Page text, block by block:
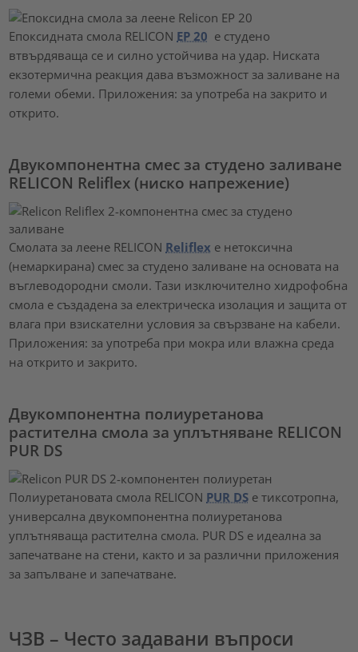
Епоксидната смола RELICON EP 20 е студено
втвърдяваща се и силно устойчива на удар. Ниската
екзотермична реакция дава възможност за заливане на
големи обеми. Приложения: за употреба на закрито и
открито.
Двукомпонентна смес за студено заливане
RELICON Reliflex (ниско напрежение)
Смолата за леене RELICON Reliflex е нетоксична
(немаркирана) смес за студено заливане на основата на
въглеводородни смоли. Тази изключително хидрофобна
смола е създадена за електрическа изолация и защита от
влага при взискателни условия за свързване на кабели.
Приложения: за употреба при мокра или влажна среда
на открито и закрито.
Двукомпонентна полиуретанова
растителна смола за уплътняване RELICON
PUR DS
Полиуретановата смола RELICON PUR DS е тиксотропна,
универсална двукомпонентна полиуретанова
уплътняваща растителна смола. PUR DS е идеална за
запечатване на стени, както и за различни приложения
за запълване и запечатване.
ЧЗВ – Често задавани въпроси